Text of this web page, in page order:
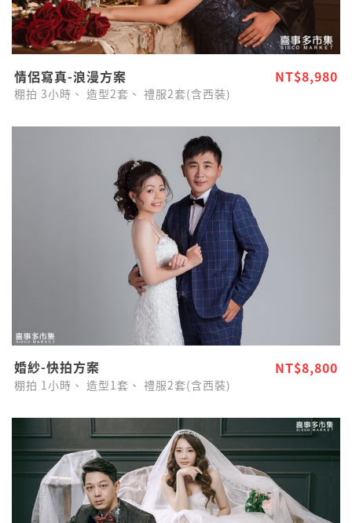
情侶寫真-浪漫方案 NT$8,980
棚拍 3小時、 造型2套、 禮服2套(含西裝)
婚紗-快拍方案 NT$8,800
棚拍 1小時、 造型1套、 禮服2套(含西裝)